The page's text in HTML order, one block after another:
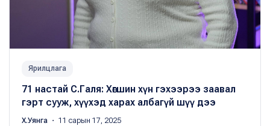
Ярилцлага
71 настай С.Галя: Хөгшин хүн гэхээрээ заавал
гэрт сууж, хүүхэд харах албагүй шүү дээ
Х.Уянга ・ 11 сарын 17, 2025